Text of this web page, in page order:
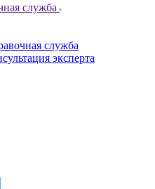
служба
служба
эксперта